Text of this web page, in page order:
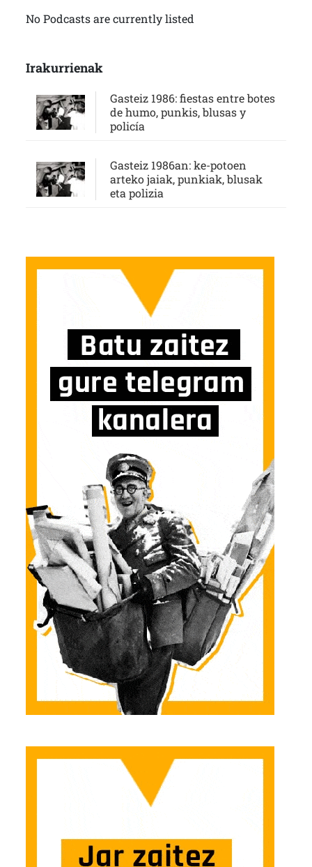
No Podcasts are currently listed
Irakurrienak
Gasteiz 1986: fiestas entre botes
de humo, punkis, blusas y
policía
Gasteiz 1986an: ke-potoen
arteko jaiak, punkiak, blusak
eta polizia